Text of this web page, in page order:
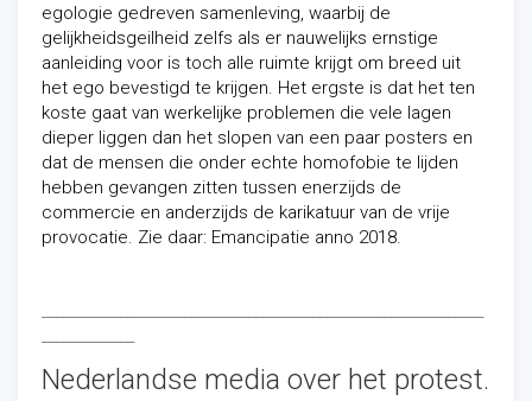
egologie gedreven samenleving, waarbij de
gelijkheidsgeilheid zelfs als er nauwelijks ernstige
aanleiding voor is toch alle ruimte krijgt om breed uit
het ego bevestigd te krijgen. Het ergste is dat het ten
koste gaat van werkelijke problemen die vele lagen
dieper liggen dan het slopen van een paar posters en
dat de mensen die onder echte homofobie te lijden
hebben gevangen zitten tussen enerzijds de
commercie en anderzijds de karikatuur van de vrije
provocatie. Zie daar: Emancipatie anno 2018.
Nederlandse media over het protest.